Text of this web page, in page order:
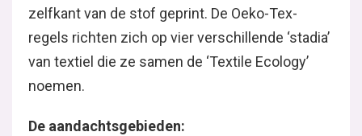
zelfkant van de stof geprint. De Oeko-Tex-
regels richten zich op vier verschillende ‘stadia’
van textiel die ze samen de ‘Textile Ecology’
noemen.
De aandachtsgebieden: